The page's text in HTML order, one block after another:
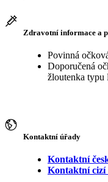
Zdravotní informace a
Povinná
Doporučená
žloutenka typu
Kontaktní úřady
Kontaktní
Kontaktní cizí